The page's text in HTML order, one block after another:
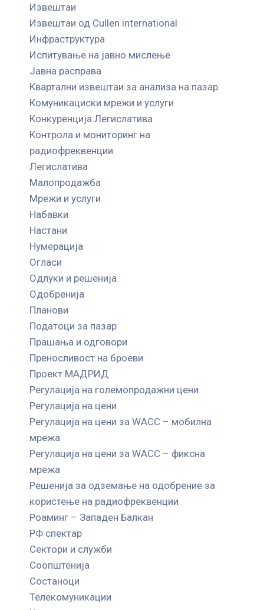
Извештаи
Извештаи од Cullen international
Инфраструктура
Испитување на јавно мислење
Јавна расправа
Квартални извештаи за анализа на пазар
Комуникациски мрежи и услуги
Конкуренција Легислатива
Контрола и мониторинг на
радиофреквенции
Легислатива
Малопродажба
Мрежи и услуги
Набавки
Настани
Нумерација
Огласи
Одлуки и решенија
Одобренија
Планови
Податоци за пазар
Прашања и одговори
Преносливост на броеви
Проект МАДРИД
Регулација на големопродажни цени
Регулација на цени
Регулација на цени за WACC – мобилна
мрежа
Регулација на цени за WACC – фиксна
мрежа
Решенија за одземање на одобрение за
користење на радиофреквенции
Роаминг – Западен Балкан
РФ спектар
Сектори и служби
Соопштенија
Состаноци
Телекомуникации